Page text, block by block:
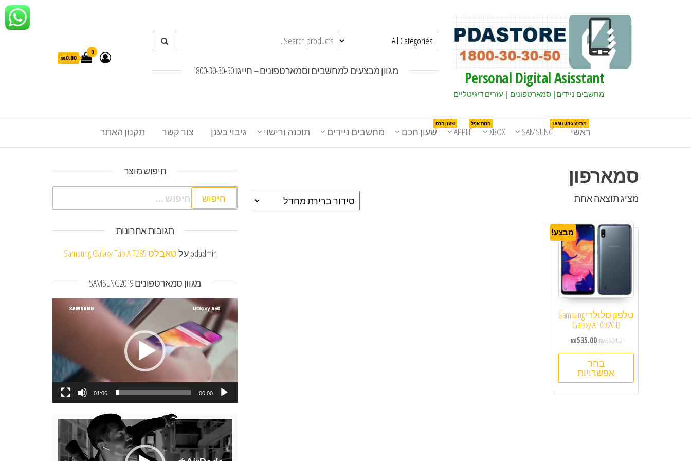
Personal Digital Asisstant
מחשבים ניידים| סמארטפונים | עזרים דיגיטליים
מגוון מבצעים למחשבים וסמארטפונים – חייגו 1800-30-30-50
0
₪0.00
ראשי SAMSUNG
מבצע SAMSUNG
XBOX
APPLE
חנות אפל
שעון חכם
שעון חכם
מחשבים ניידים תוכנה ורישוי גיבוי בענן צור קשר תקנון האתר
סמארפון
מציג תוצאה אחת
מבצע!
טלפון סלולרי Samsung
Galaxy A10 32GB
₪650.00
₪535.00
בחר
אפשרויות
חיפוש מוצר
חיפוש:
תגובות אחרונות
pdadminעלטאבלט Samsung Galaxy Tab A T285
מגוון סמארטפונים SAMSUNG2019
נגן
וידאו
00:00
01:06
נגן
וידאו